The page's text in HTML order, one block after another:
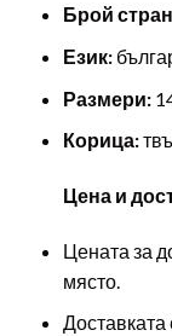
Брой
Език:
Размери:
Корица:
Цена и
Цената за
място.
Доставката